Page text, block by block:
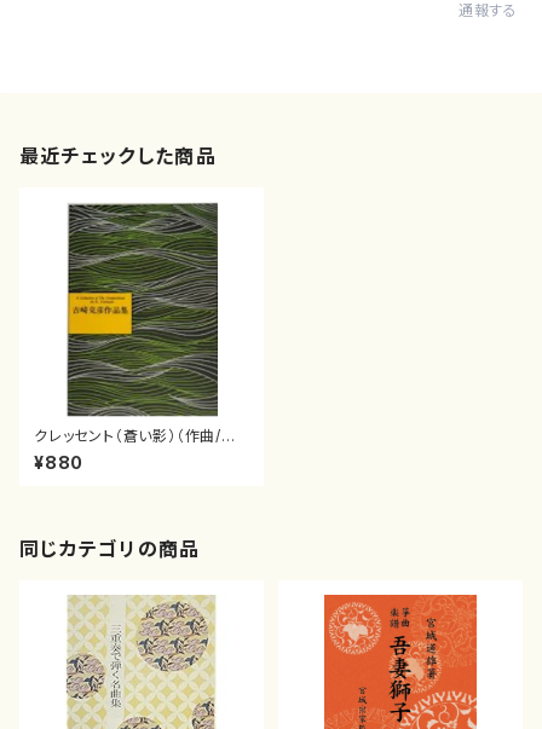
通報する
最近チェックした商品
クレッセント（蒼い影）（作曲/吉
崎克彦/楽譜）
¥880
同じカテゴリの商品